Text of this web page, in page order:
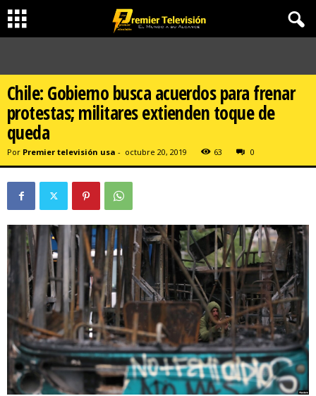
Chile: Gobierno busca acuerdos para frenar
protestas; militares extienden toque de
queda
Por Premier televisión usa - octubre 20, 2019 63 0